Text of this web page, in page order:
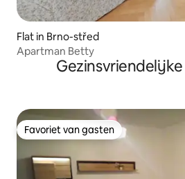
Flat in Brno-střed
Apartman Betty
Favoriet van gasten
Favoriet van gasten